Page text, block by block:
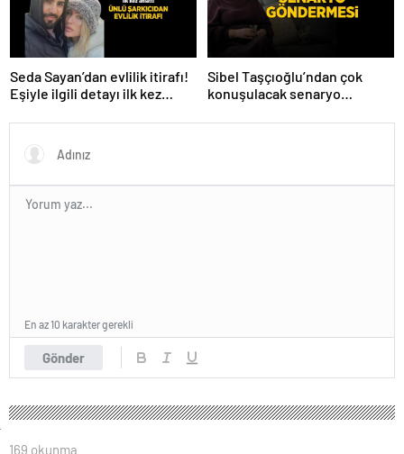
Seda Sayan’dan evlilik itirafı!
Eşiyle ilgili detayı ilk kez
Sibel Taşçıoğlu’ndan çok
konuşulacak senaryo
düşünürdüm’
Gönder
En az 10 karakter gerekli
169 okunma